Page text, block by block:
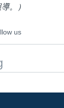
。）
us